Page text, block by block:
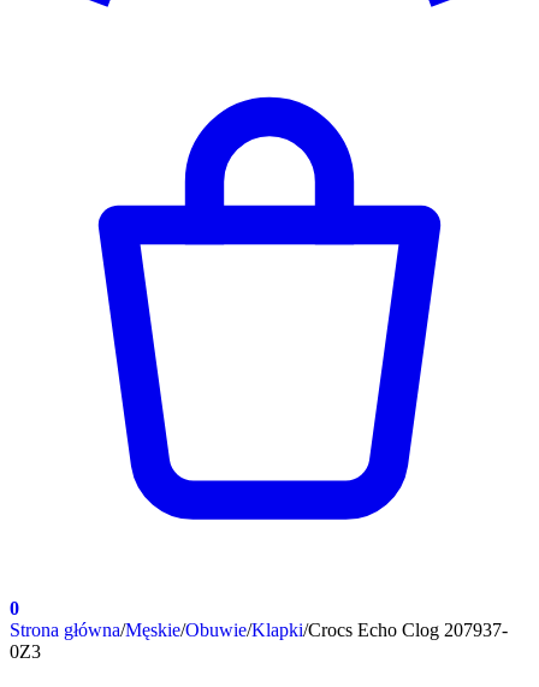
0
Strona główna/Męskie/Obuwie/Klapki/Crocs Echo Clog 207937-
0Z3